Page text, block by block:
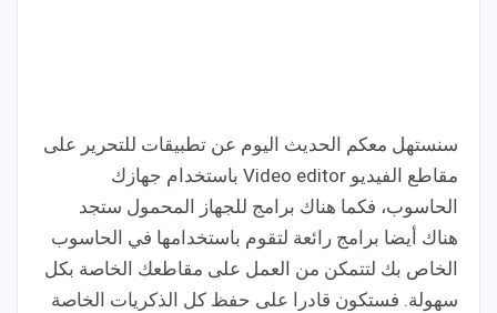
سنستهل معكم الحديث اليوم عن تطبيقات للتحرير على
مقاطع الفيديو Video editor باستخدام جهازك
الحاسوب، فكما هناك برامج للجهاز المحمول ستجد
هناك أيضا برامج رائعة لتقوم باستخدامها في الحاسوب
الخاص بك لتتمكن من العمل على مقاطعك الخاصة بكل
سهولة. فستكون قادرا على حفظ كل الذكريات الخاصة